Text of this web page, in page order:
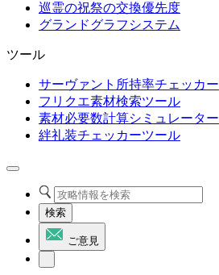
巡霊の祝祭の交換優先度
グランドグラフシステム
ツール
サーヴァント所持率チェッカー
フリクエ素材検索ツール
素材必要数計算シミュレーター
絆礼装チェッカーツール
検索
ご意見